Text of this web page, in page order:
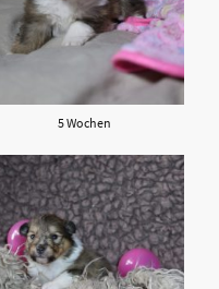
5 Wochen